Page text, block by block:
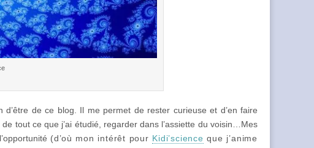
de ce blog. Il me permet de rester curieuse et d’en faire
tout ce que j’ai étudié, regarder dans l’assiette du voisin…Mes
(d’où mon intérêt pour Kidi’science que j’anime